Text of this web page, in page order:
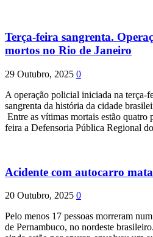
Terça-feira sangrenta.
mortos no Rio de Janeiro
29 Outubro, 2025 0
A operação policial iniciada na terça-
sangrenta da história da cidade
Entre as vítimas mortais estão
feira a Defensoria Pública Regional
Acidente com autocarro
20 Outubro, 2025 0
Pelo menos 17 pessoas morreram
de Pernambuco, no nordeste